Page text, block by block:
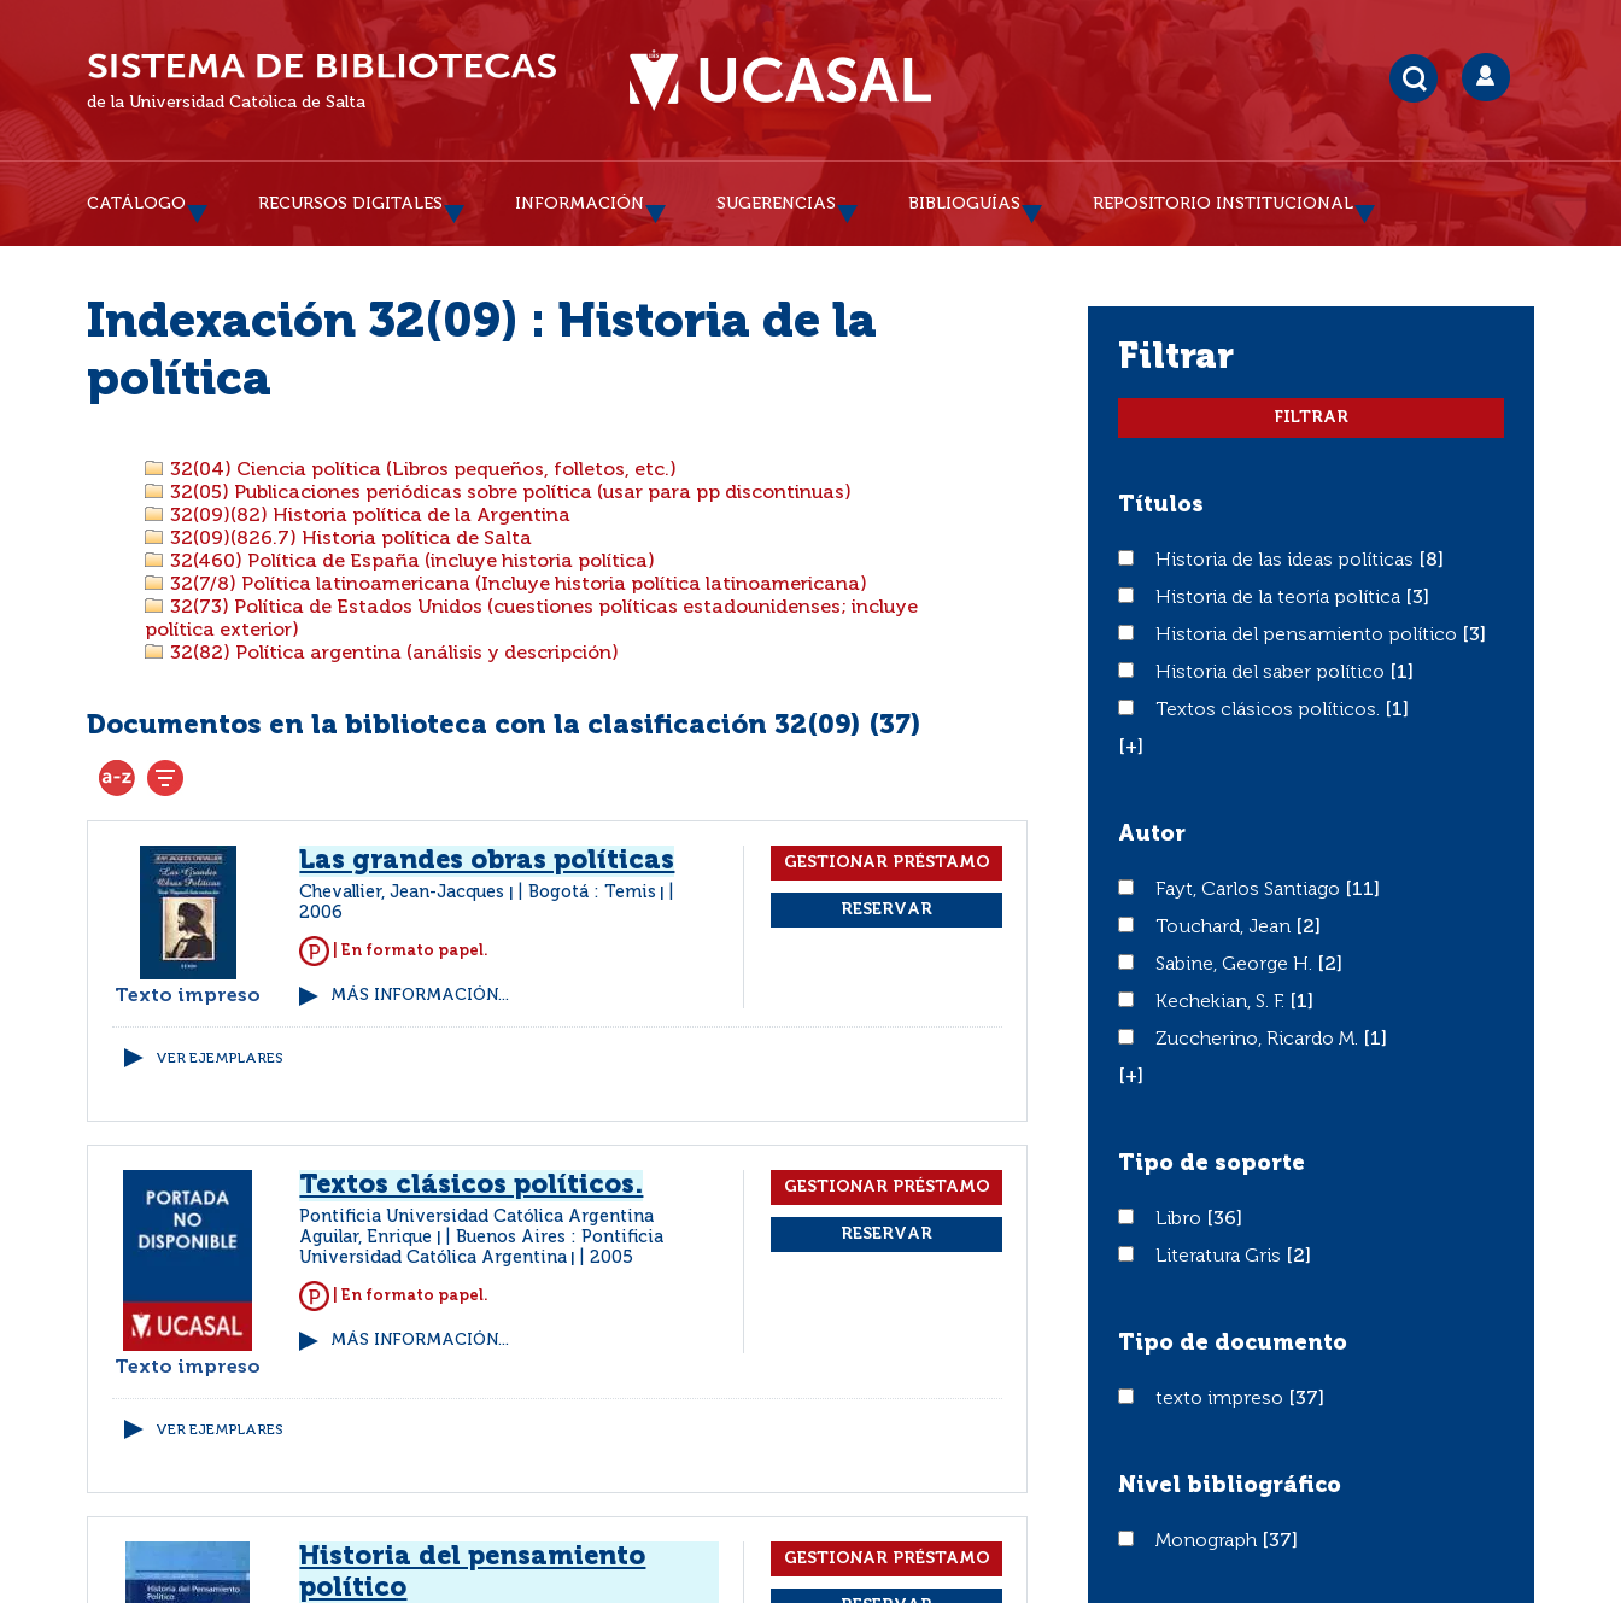
de la Universidad Católica de Salta
CATÁLOGO RECURSOS DIGITALES INFORMACIÓN SUGERENCIAS BIBLIOGUÍAS REPOSITORIO INSTITUCIONAL
Indexación 32(09) : Historia de la
política
32(04) Ciencia política (Libros pequeños, folletos, etc.)
32(05) Publicaciones periódicas sobre política (usar para pp discontinuas)
32(09)(82) Historia política de la Argentina
32(09)(826.7) Historia política de Salta
32(460) Política de España (incluye historia política)
32(7/8) Política latinoamericana (Incluye historia política latinoamericana)
32(73) Política de Estados Unidos (cuestiones políticas estadounidenses; incluye
política exterior)
32(82) Política argentina (análisis y descripción)
Documentos en la biblioteca con la clasificación 32(09) (37)
Texto impreso
Las grandes obras políticas
Chevallier, Jean-Jacques Bogotá : Temis
2006
| En formato papel.
MÁS INFORMACIÓN...
VER EJEMPLARES
Texto impreso
Textos clásicos políticos.
Pontificia Universidad Católica Argentina
Aguilar, Enrique
Buenos Aires : Pontificia
Universidad Católica Argentina
2005
| En formato papel.
MÁS INFORMACIÓN...
VER EJEMPLARES
Historia del pensamiento
político
filtrar
Títulos
Historia de las ideas políticas
Historia de las ideas políticas
[8]
Historia de la teoría política
Historia de la teoría política
[3]
Historia del pensamiento político
Historia del pensamiento político
[3]
Historia del saber político
Historia del saber político
[1]
Textos clásicos políticos.
Textos clásicos políticos.
[1]
[+]
Autor
Fayt, Carlos Santiago
Fayt, Carlos Santiago
[11]
Touchard, Jean
Touchard, Jean
[2]
Sabine, George H.
Sabine, George H.
[2]
Kechekian, S. F.
Kechekian, S. F.
[1]
Zuccherino, Ricardo M.
Zuccherino, Ricardo M.
[1]
[+]
Tipo de soporte
LibroLibro
[36]
Literatura Gris
Literatura Gris [2]
Tipo de documento
texto impreso
texto impreso [37]
Nivel bibliográfico
Monograph
Monograph [37]